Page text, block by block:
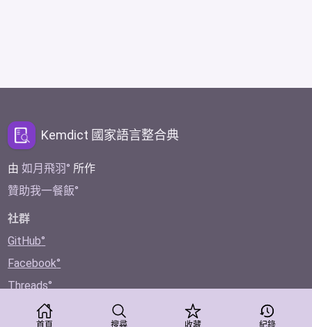
首頁 搜尋 收藏 紀錄
Kemdict 國家語言整合典
由如月飛羽 所作
贊助我一餐飯
社群
GitHub
Facebook
Threads
Twitter